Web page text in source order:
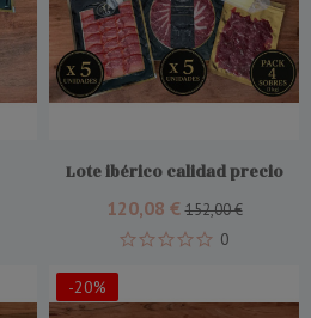
Lote ibérico calidad precio
120,08 €152,00 €
0
-20%